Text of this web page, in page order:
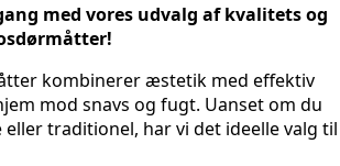
med vores udvalg af kvalitets og
kombinerer æstetik med effektiv
mod snavs og fugt. Uanset om du
traditionel, har vi det ideelle valg til